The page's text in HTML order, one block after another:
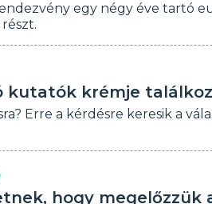
egy négy éve tartó
kutatók krémje
Erre a kérdésre keresik a
hogy